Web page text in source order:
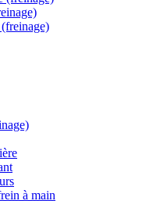
à main